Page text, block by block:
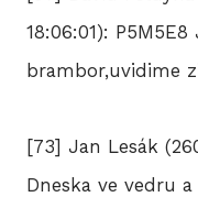
18:06:01):
brambor,uvidime
[73] Jan Lesák
Dneska ve vedru